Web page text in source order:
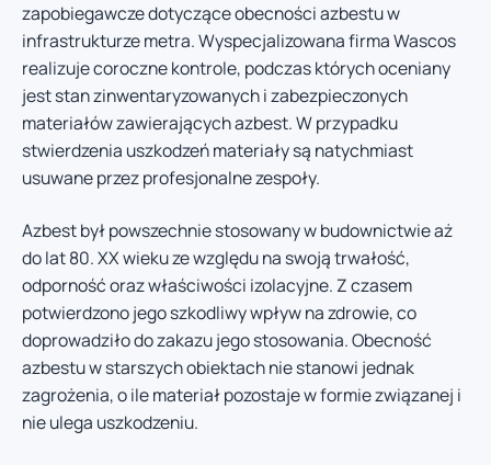
zapobiegawcze dotyczące obecności azbestu w
infrastrukturze metra. Wyspecjalizowana firma Wascos
realizuje coroczne kontrole, podczas których oceniany
jest stan zinwentaryzowanych i zabezpieczonych
materiałów zawierających azbest. W przypadku
stwierdzenia uszkodzeń materiały są natychmiast
usuwane przez profesjonalne zespoły.
Azbest był powszechnie stosowany w budownictwie aż
do lat 80. XX wieku ze względu na swoją trwałość,
odporność oraz właściwości izolacyjne. Z czasem
potwierdzono jego szkodliwy wpływ na zdrowie, co
doprowadziło do zakazu jego stosowania. Obecność
azbestu w starszych obiektach nie stanowi jednak
zagrożenia, o ile materiał pozostaje w formie związanej i
nie ulega uszkodzeniu.